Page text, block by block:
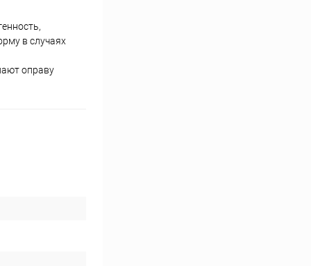
в случаях
оправу